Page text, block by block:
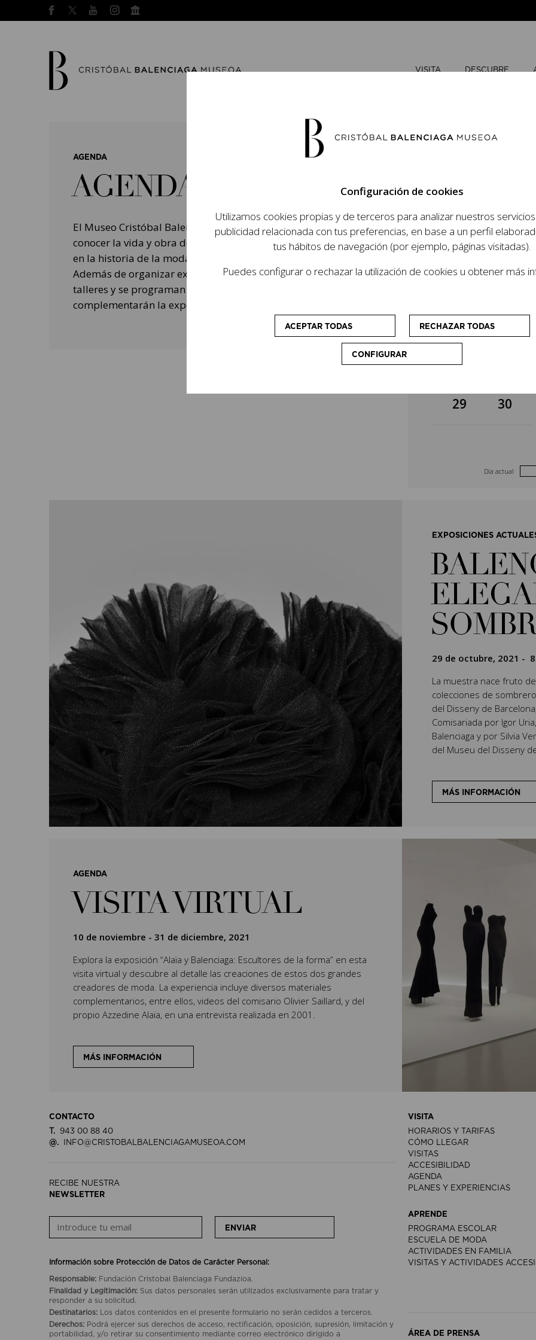
VISITA DESCUBRE
AGENDA
AGENDA
El Museo Cristóbal Balenciaga tiene como objetivo dar a
conocer la vida y obra del prestigioso modista, su relevancia
en la historia de la moda, y la contemporaneidad de su legado.
Además de organizar exposiciones, se realizan cursos y
talleres y se programan actividades de ocio que
complementarán la experiencia de las personas visitantes.
1 2
8 9
15 16
22
29 30
Día actual
EXPOSICIONES
29 de octubre, 2021 -
La muestra nace fruto
colecciones de
del Disseny de
Comisariada por Igor
Balenciaga y por Silvia
del Museu del Disseny
MÁS INFORMACIÓN
AGENDA
VISITA VIRTUAL
10 de noviembre - 31 de diciembre, 2021
Explora la exposición “Alaïa y Balenciaga: Escultores de la forma” en esta
visita virtual y descubre al detalle las creaciones de estos dos grandes
creadores de moda. La experiencia incluye diversos materiales
complementarios, entre ellos, videos del comisario Olivier Saillard, y del
propio Azzedine Alaïa, en una entrevista realizada en 2001.
MÁS INFORMACIÓN
CONTACTO
T.
943 00 88 40
@.
INFO@CRISTOBALBALENCIAGAMUSEOA.COM
RECIBE NUESTRA
NEWSLETTER
ENVIAR
Información sobre Protección de Datos de Carácter Personal:
Responsable: Fundación Cristobal Balenciaga Fundazioa.
Finalidad y Legitimación: Sus datos personales serán utilizados exclusivamente para tratar y
responder a su solicitud.
Destinatarios:
Los datos contenidos en el presente formulario no serán cedidos a terceros.
Derechos: Podrá ejercer sus derechos de acceso, rectificación, oposición, supresión, limitación y
portabilidad, y/o retirar su consentimiento mediante correo electrónico dirigido a
VISITA
HORARIOS Y TARIFAS
CÓMO LLEGAR
VISITAS
ACCESIBILIDAD
AGENDA
PLANES Y EXPERIENCIAS
APRENDE
PROGRAMA ESCOLAR
ESCUELA DE MODA
ACTIVIDADES EN FAMILIA
VISITAS Y ACTIVIDADES
ÁREA DE PRENSA
Configuración de cookies
Utilizamos cookies propias y de terceros para analizar nuestros
publicidad relacionada con tus preferencias, en base a un perfil
tus hábitos de navegación (por ejemplo, páginas visitadas).
Puedes configurar o rechazar la utilización de cookies u obtener más
ACEPTAR TODAS RECHAZAR TODAS
CONFIGURAR